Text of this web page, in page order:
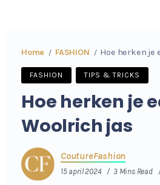
Home / FASHION / Hoe herken je
FASHION TIPS & TRICKS
Hoe herken je
Woolrich jas
CoutureFashion
15 april 2024 3 Mins Read